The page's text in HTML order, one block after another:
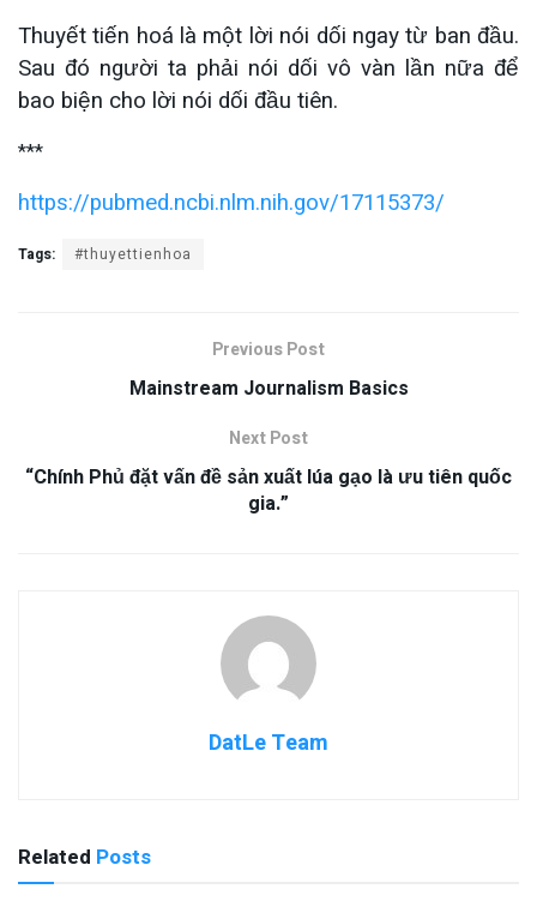
Thuyết tiến hoá là một lời nói dối ngay từ ban đầu.
Sau đó người ta phải nói dối vô vàn lần nữa để
bao biện cho lời nói dối đầu tiên.
***
https://pubmed.ncbi.nlm.nih.gov/17115373/
Tags: #thuyettienhoa
Previous Post
Mainstream Journalism Basics
Next Post
“Chính Phủ đặt vấn đề sản xuất lúa gạo là ưu tiên quốc
gia.”
DatLe Team
Related Posts